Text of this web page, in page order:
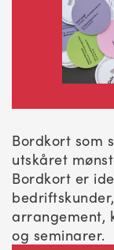
Bordkort som
utskåret
Bordkort er
arrangement,
og seminarer.